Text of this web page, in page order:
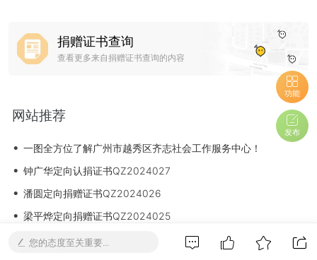
捐赠证书查询
查看更多来自捐赠证书查询的内容
网站推荐
•一图全方位了解广州市越秀区齐志社会工作服务中心！
•钟广华定向认捐证书QZ2024027
•潘圆定向捐赠证书QZ2024026
•梁平烨定向捐赠证书QZ2024025
• 邱老师定向捐赠证书QZ2024024
您的态度至关重要...
功能
发布